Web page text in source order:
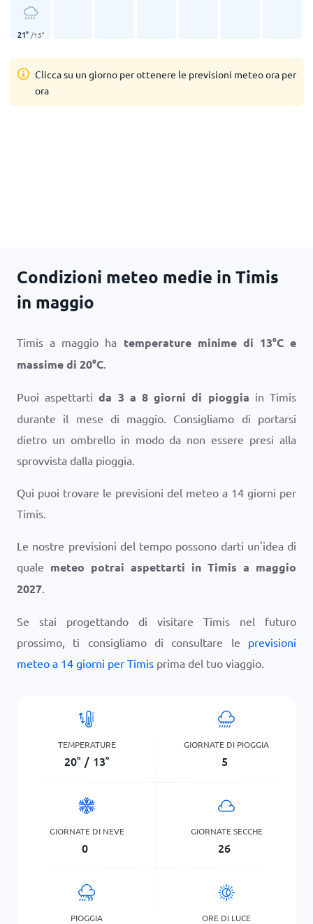
21° /15°
Clicca su un giorno per ottenere le previsioni meteo ora per
ora
Condizioni meteo medie in Timis
in maggio
Timis a maggio ha temperature minime di 13°Ce
massime di 20°C.
Puoi aspettartida 3 a 8 giorni di pioggia in Timis
durante il mese di maggio. Consigliamo di portarsi
dietro un ombrello in modo da non essere presi alla
sprovvista dalla pioggia.
Qui puoi trovare le previsioni del meteo a 14 giorni per
Timis.
Le nostre previsioni del tempo possono darti un'idea di
quale meteo potrai aspettarti in Timis a maggio
2027.
Se stai progettando di visitare Timis nel futuro
prossimo, ti consigliamo di consultare le previsioni
meteo a 14 giorni per Timis prima del tuo viaggio.
TEMPERATURE
20° / 13°
GIORNATE DI PIOGGIA
5
GIORNATE DI NEVE
0
GIORNATE SECCHE
26
PIOGGIA ORE DI LUCE